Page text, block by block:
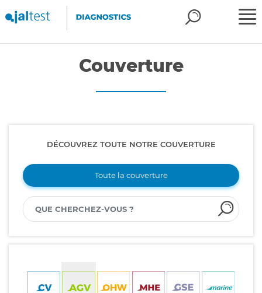
Couverture
DÉCOUVREZ TOUTE NOTRE COUVERTURE
Toute la couverture